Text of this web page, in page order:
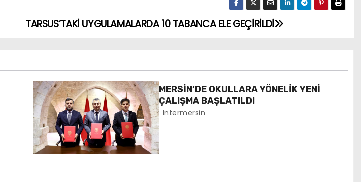
TARSUS’TAKİ UYGULAMALARDA 10 TABANCA ELE GEÇİRİLDİ
MERSİN’DE OKULLARA YÖNELİK YENİ
ÇALIŞMA BAŞLATILDI
Intermersin